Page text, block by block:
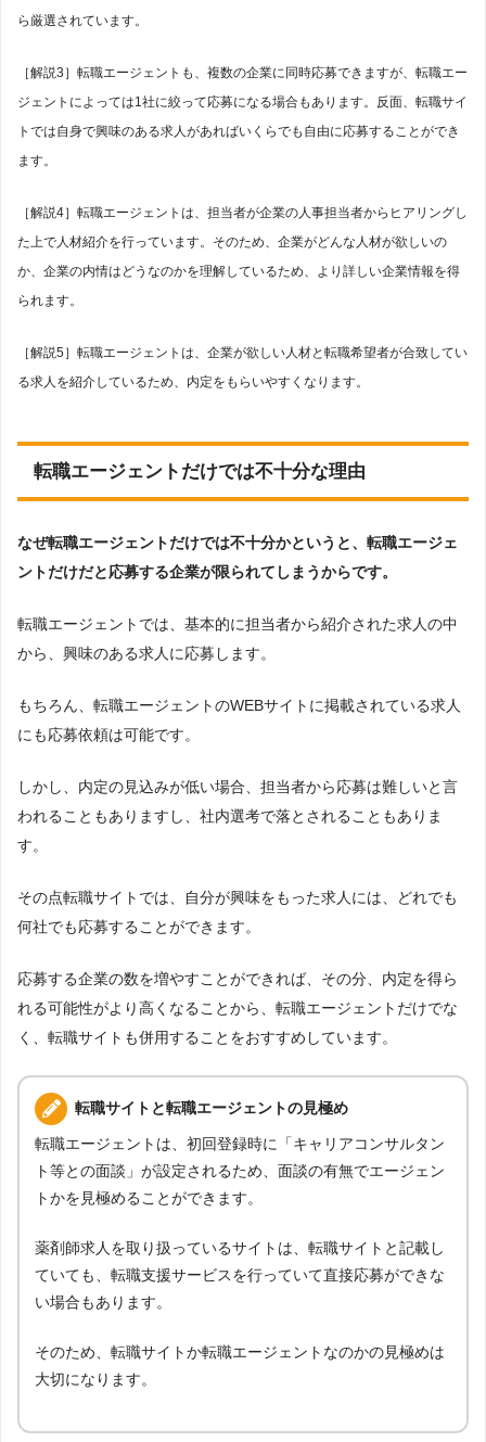
ら厳選されています。
［解説3］転職エージェントも、複数の企業に同時応募できますが、転職エー
ジェントによっては1社に絞って応募になる場合もあります。反面、転職サイ
トでは自身で興味のある求人があればいくらでも自由に応募することができ
ます。
［解説4］転職エージェントは、担当者が企業の人事担当者からヒアリングし
た上で人材紹介を行っています。そのため、企業がどんな人材が欲しいの
か、企業の内情はどうなのかを理解しているため、より詳しい企業情報を得
られます。
［解説5］転職エージェントは、企業が欲しい人材と転職希望者が合致してい
る求人を紹介しているため、内定をもらいやすくなります。
転職エージェントだけでは不十分な理由
なぜ転職エージェントだけでは不十分かというと、転職エージェ
ントだけだと応募する企業が限られてしまうからです。
転職エージェントでは、基本的に担当者から紹介された求人の中
から、興味のある求人に応募します。
もちろん、転職エージェントのWEBサイトに掲載されている求人
にも応募依頼は可能です。
しかし、内定の見込みが低い場合、担当者から応募は難しいと言
われることもありますし、社内選考で落とされることもありま
す。
その点転職サイトでは、自分が興味をもった求人には、どれでも
何社でも応募することができます。
応募する企業の数を増やすことができれば、その分、内定を得ら
れる可能性がより高くなることから、転職エージェントだけでな
く、転職サイトも併用することをおすすめしています。
転職サイトと転職エージェントの見極め
転職エージェントは、初回登録時に「キャリアコンサルタン
ト等との面談」が設定されるため、面談の有無でエージェン
トかを見極めることができます。
薬剤師求人を取り扱っているサイトは、転職サイトと記載し
ていても、転職支援サービスを行っていて直接応募ができな
い場合もあります。
そのため、転職サイトか転職エージェントなのかの見極めは
大切になります。